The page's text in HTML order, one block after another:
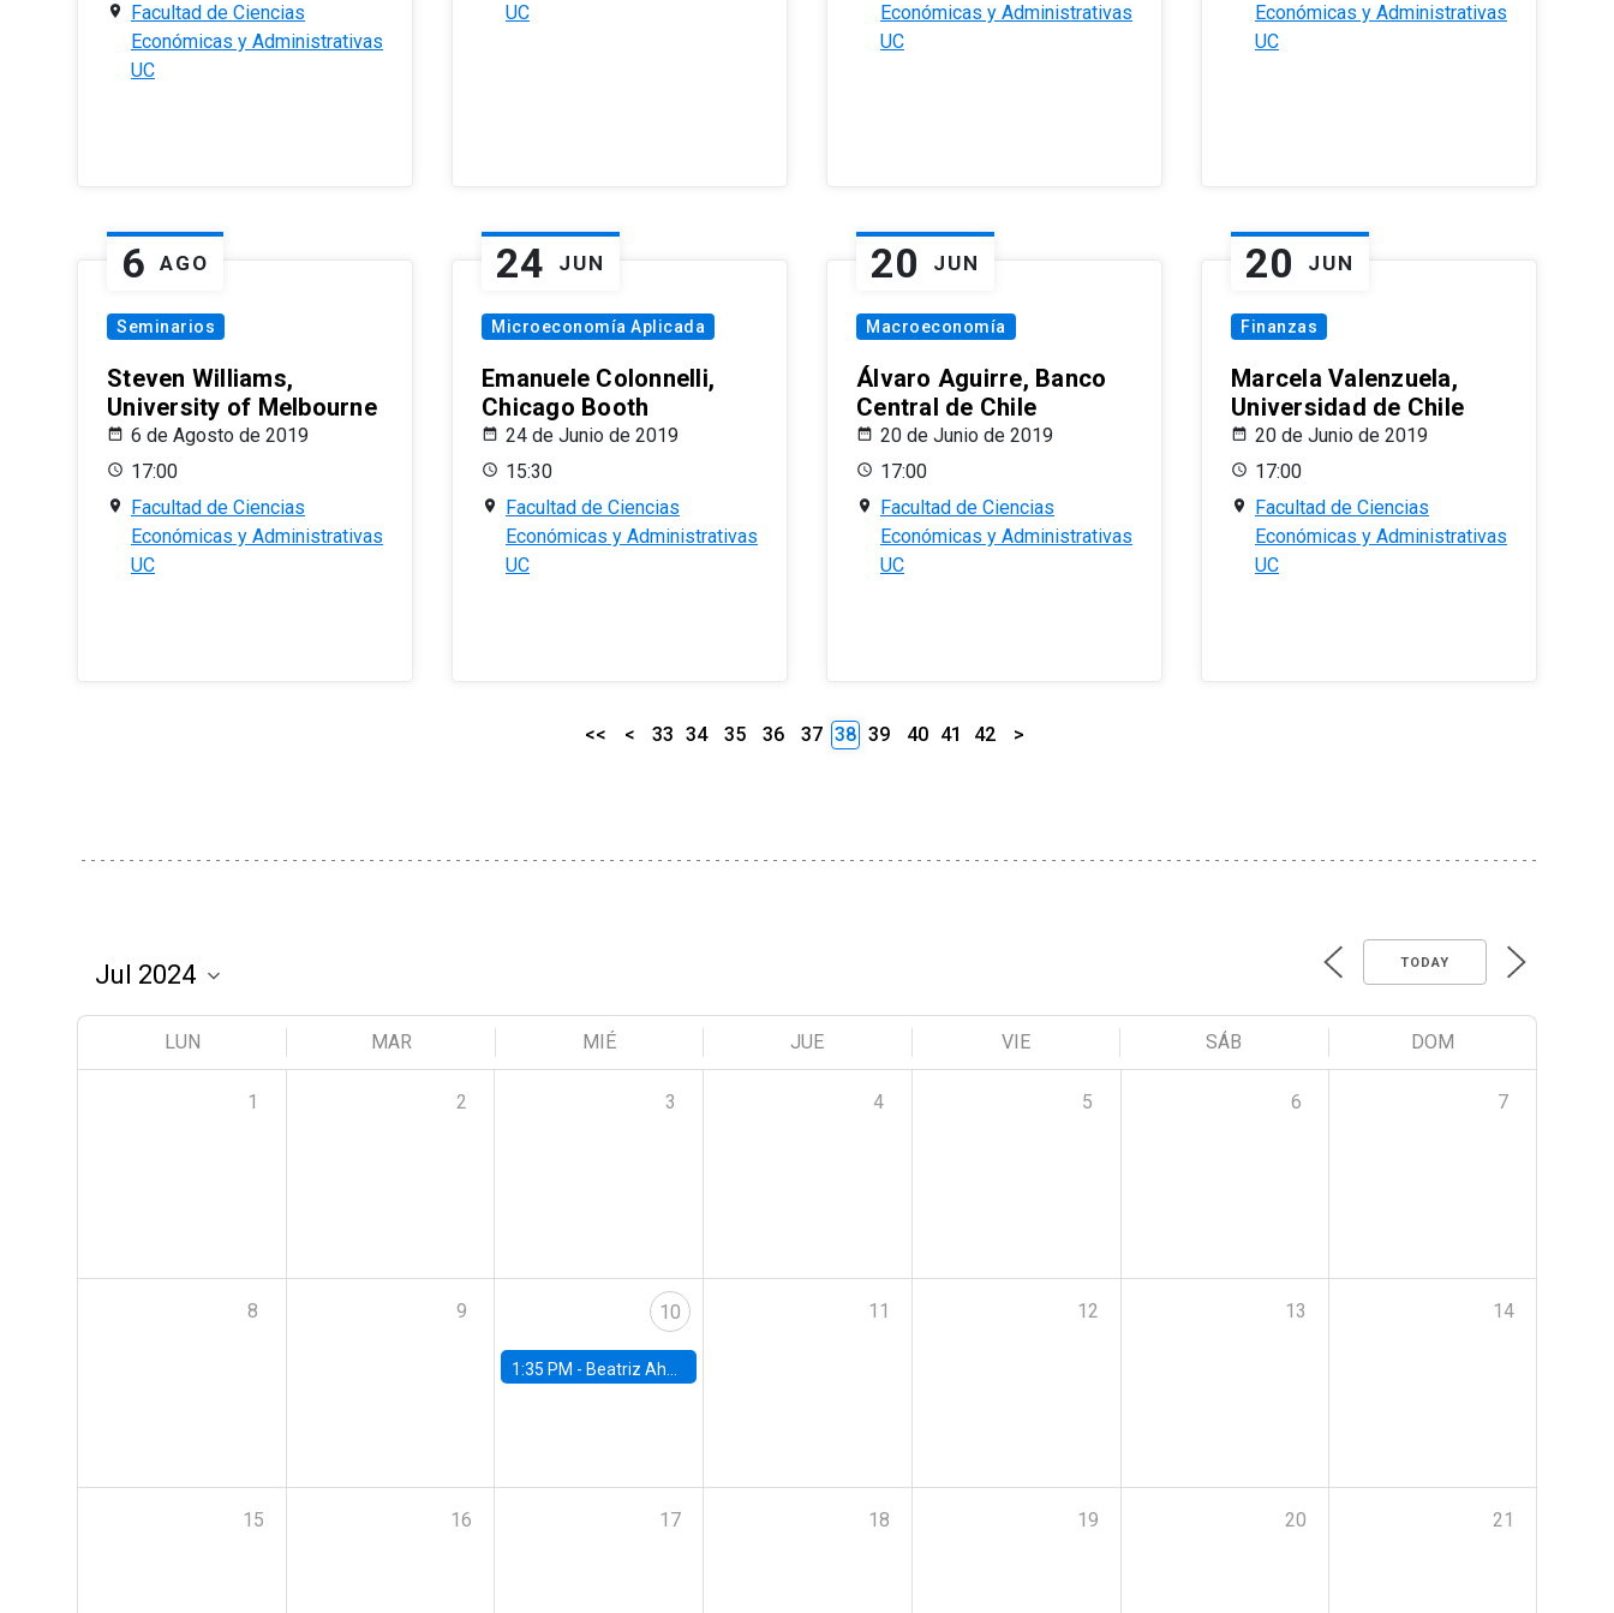
Facultad de Ciencias
Económicas y Administrativas
UC
UC
Económicas y Administrativas
UC
Económicas y Administrativas
UC
6 AGO
Seminarios
Steven Williams,
University of Melbourne
6 de Agosto de 2019
17:00
Facultad de Ciencias
Económicas y Administrativas
UC
24 JUN
Microeconomía Aplicada
Emanuele Colonnelli,
Chicago Booth
24 de Junio de 2019
15:30
Facultad de Ciencias
Económicas y Administrativas
UC
20 JUN
Macroeconomía
Álvaro Aguirre, Banco
Central de Chile
20 de Junio de 2019
17:00
Facultad de Ciencias
Económicas y Administrativas
UC
20 JUN
Finanzas
Marcela Valenzuela,
Universidad de Chile
20 de Junio de 2019
17:00
Facultad de Ciencias
Económicas y Administrativas
UC
<< < 33 34 35 36 37 38 39 40 41 42 >
TODAY
LUN MAR MIÉ JUE VIE SÁB DOM
1 2 3 4 5 6 7
8 9 10
1:35 PM - Beatriz Ahumada, PhD candidate, Universidad de Pittsburgh
11 12 13 14
15 16 17 18 19 20 21